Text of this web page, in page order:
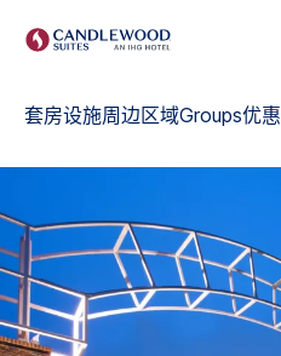
套房设施周边区域Groups优惠